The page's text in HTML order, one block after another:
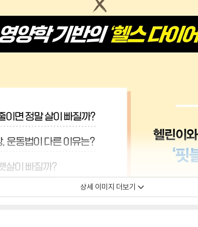
상세 이미지 더보기